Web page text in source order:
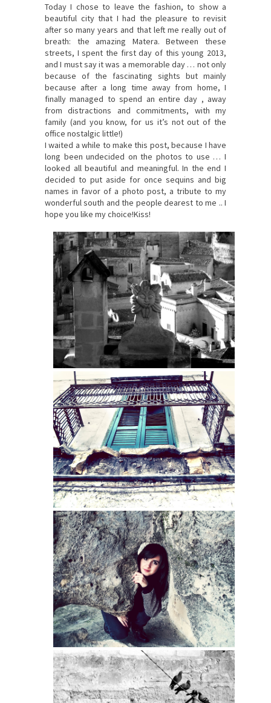
TodayI chose to leave the fashion,to showa
beautiful city that I had the pleasure to revisit
after so many years and that left me really out of
breath: the amazing Matera.
Between these
streets, I spent the first day of this young 2013,
and I mustsay it was a memorable day … notonly
because of the
fascinating sights but mainly
because after a long time away from home, I
finally managed to spend an entire day , away
from distractions and commitments, with my
family (and you know, for us it’s not out of the
office nostalgic little!)
I waited a while to make this post, because I have
long been undecided on the photos to use … I
looked all beautiful and meaningful. In the end I
decided to put aside for once sequins and big
names in favor of a photo post, a tribute tomy
wonderfulsouth and the people dearest to me .. I
hope you like my choice!Kiss!